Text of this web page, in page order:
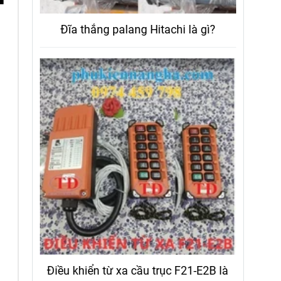
Đĩa thắng palang Hitachi là gì?
Điều khiển từ xa cầu trục F21-E2B là